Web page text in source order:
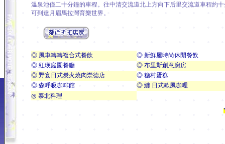
溫泉池僅二十分鐘的車程。往中清交流道北上方向下后里交流道車程約
可到達月眉馬拉灣育樂世界。
◎ 風車轉轉複合式餐飲
◎ 新鮮屋時尚休閒餐飲
◎ 紅瑛庭園餐廳
◎ 布里斯創意廚房
◎ 野宴日式炭火燒肉崇德店
◎ 糖村蛋糕
◎ 森呼吸咖啡館
◎ 纏 日式歐風咖哩
◎ 泰北料理